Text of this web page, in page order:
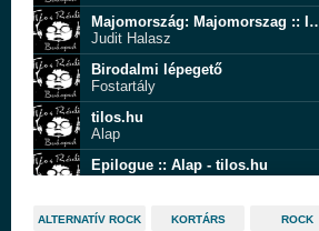
Majomország: Majomorszag ::
Judit Halasz
Birodalmi lépegető
Fostartály
tilos.hu
Alap
Epilogue :: Alap - tilos.hu
tilos.hu
ALTERNATÍV ROCK KORTÁRS ROCK